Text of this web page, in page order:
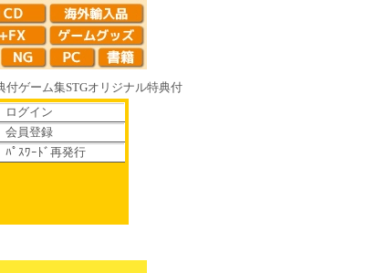
付ゲーム集STGオリジナル特典付
年代風ロボットアニメ ゲッP-X アレサCOLLECTION 1993-1995
ログイン
会員登録
ﾊﾟｽﾜｰﾄﾞ再発行